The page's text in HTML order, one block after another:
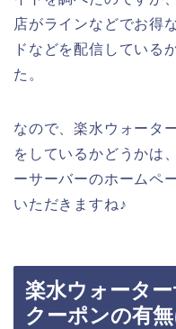
店がラインなどでお得
ドなどを配信している
た。
なので、楽水ウォータ
をしているかどうかは
ーサーバーのホームペ
いただきますね♪
楽水ウォータ
クーポンの有